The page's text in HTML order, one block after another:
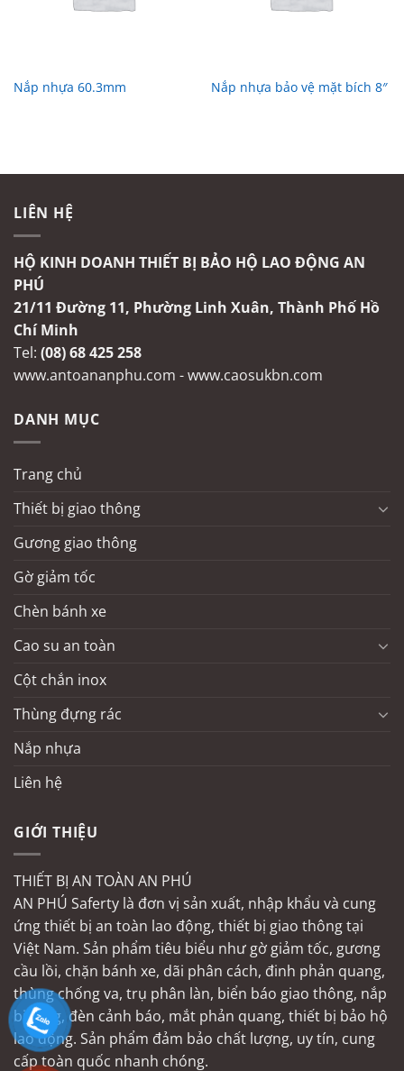
Nắp nhựa 60.3mm Nắp nhựa bảo vệ mặt bích 8″
LIÊN HỆ
HỘ KINH DOANH THIẾT BỊ BẢO HỘ LAO ĐỘNG AN
PHÚ
21/11 Đường 11, Phường Linh Xuân, Thành Phố Hồ
Chí Minh
Tel: (08) 68 425 258
www.antoananphu.com -www.caosukbn.com
DANH MỤC
Trang chủ
Thiết bị giao thông
Gương giao thông
Gờ giảm tốc
Chèn bánh xe
Cao su an toàn
Cột chắn inox
Thùng đựng rác
Nắp nhựa
Liên hệ
GIỚI THIỆU
THIẾT BỊ AN TOÀN AN PHÚ
AN PHÚ Saferty là đơn vị sản xuất, nhập khẩu và cung
ứng thiết bị an toàn lao động, thiết bị giao thông tại
Việt Nam. Sản phẩm tiêu biểu như gờ giảm tốc, gương
cầu lồi, chặn bánh xe, dãi phân cách, đinh phản quang,
thùng chống va, trụ phân làn, biển báo giao thông, nắp
bịt ống, đèn cảnh báo, mắt phản quang, thiết bị bảo hộ
lao động. Sản phẩm đảm bảo chất lượng, uy tín, cung
cấp toàn quốc nhanh chóng.